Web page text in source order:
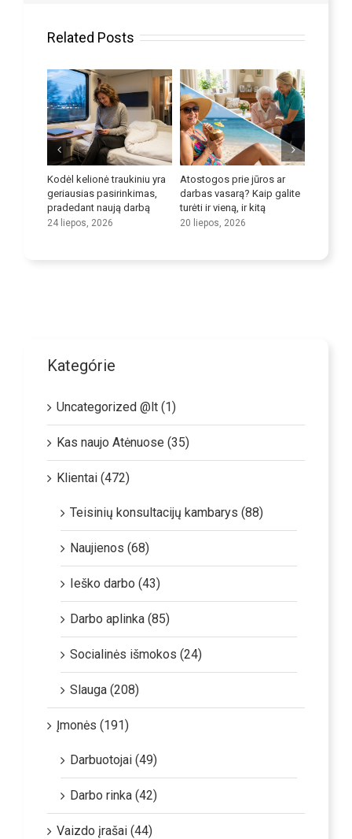
Related Posts
Kodėl kelionė traukiniu yra
geriausias pasirinkimas,
pradedant naują darbą
24 liepos, 2026
Atostogos prie jūros ar
darbas vasarą? Kaip galite
turėti ir vieną, ir kitą
20 liepos, 2026
Kategórie
Uncategorized @lt (1)
Kas naujo Atėnuose (35)
Klientai (472)
Teisinių konsultacijų kambarys (88)
Naujienos (68)
Ieško darbo (43)
Darbo aplinka (85)
Socialinės išmokos (24)
Slauga (208)
Įmonės (191)
Darbuotojai (49)
Darbo rinka (42)
Vaizdo įrašai (44)